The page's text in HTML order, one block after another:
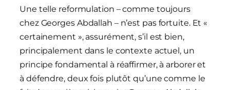
Une telle reformulation – comme toujours
chez Georges Abdallah – n’est pas fortuite. Et «
certainement », assurément, s’il est bien,
principalement dans le contexte actuel, un
principe fondamental à réaffirmer, à arborer et
à défendre, deux fois plutôt qu’une comme le